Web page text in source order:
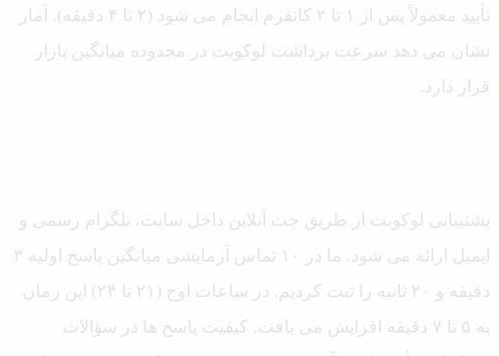
تأیید معمولاً پس از ۱ تا ۲ کانفرم انجام می شود (۲ تا ۴ دقیقه). آمار
می دهد سرعت برداشت لوکوبت در محدوده میانگین بازار
دارد.
لوکوبت از طریق چت آنلاین داخل سایت، تلگرام رسمی و
ایمیل ارائه می شود. ما در ۱۰ تماس آزمایشی میانگین پاسخ اولیه ۳
دقیقه و ۲۰ ثانیه را ثبت کردیم. در ساعات اوج (۲۱ تا ۲۴) این زمان
به ۵ تا ۷ دقیقه افزایش می یافت. کیفیت پاسخ ها در سؤالات